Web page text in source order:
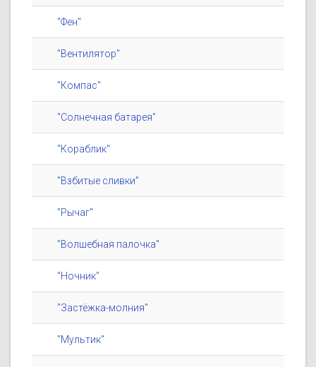
"Фен"
"Вентилятор"
"Компас"
"Солнечная батарея"
"Кораблик"
"Взбитые сливки"
"Рычаг"
"Волшебная палочка"
"Ночник"
"Застёжка-молния"
"Мультик"